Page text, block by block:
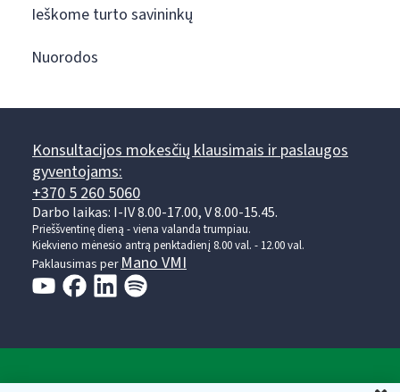
Ieškome turto savininkų
Nuorodos
Konsultacijos mokesčių klausimais ir paslaugos
gyventojams:
+370 5 260 5060
Darbo laikas: I-IV 8.00-17.00, V 8.00-15.45.
Prieššventinę dieną - viena valanda trumpiau.
Kiekvieno mėnesio antrą penktadienį 8.00 val. - 12.00 val.
Paklausimas per Mano VMI